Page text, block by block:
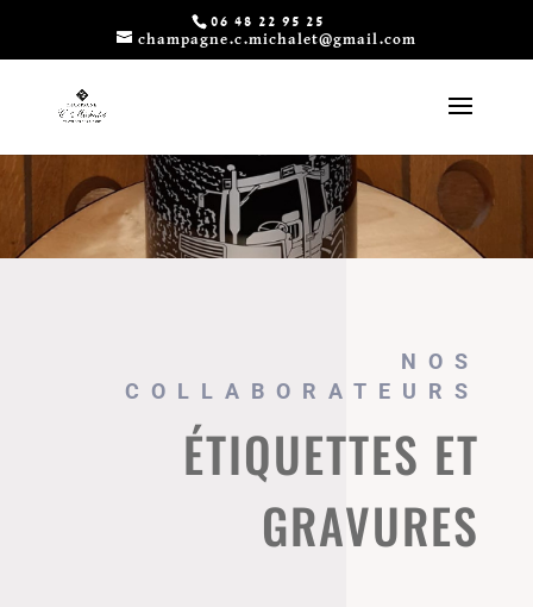
06 48 22 95 25
champagne.c.michalet@gmail.com
NOS
COLLABORATEURS
ÉTIQUETTES ET
GRAVURES